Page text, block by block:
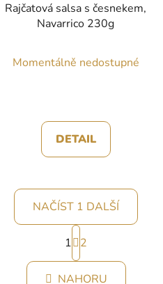
Rajčatová salsa s česnekem,
Navarrico 230g
Momentálně nedostupné
DETAIL
O
v
l
NAČÍST 1 DALŠÍ
S
t
r
á
1 2
NAHORU